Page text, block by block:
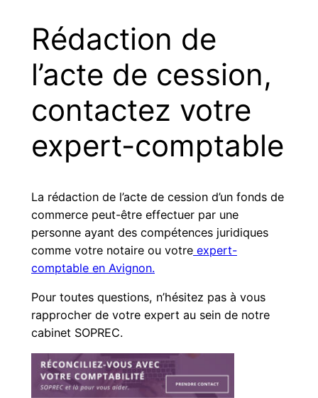
Rédaction de
l’acte de cession,
contactez votre
expert-comptable
La rédaction de l’acte de cession d’un fonds de
commerce peut-être effectuer par une
personne ayant des compétences juridiques
comme votre notaire ou votre expert-
comptable en Avignon.
Pour toutes questions, n’hésitez pas à vous
rapprocher de votre expert au sein de notre
cabinet SOPREC.